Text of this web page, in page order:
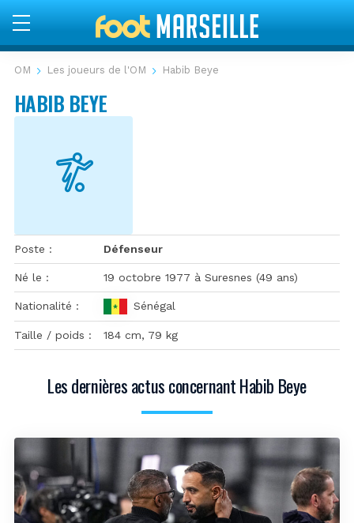
OM Les joueurs de l'OM Habib Beye
HABIB BEYE
Poste Défenseur
Né le 19 octobre 1977 à Suresnes (49 ans)
Nationalité Sénégal
Taille / poids Beye184 cm, 79 kg
Les dernières actus concernant Habib Beye